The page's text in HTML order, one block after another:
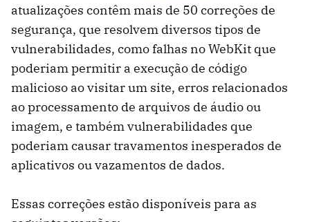
atualizações contêm mais de 50 correções de
segurança, que resolvem diversos tipos de
vulnerabilidades, como falhas no WebKit que
poderiam permitir a execução de código
malicioso ao visitar um site, erros relacionados
ao processamento de arquivos de áudio ou
imagem, e também vulnerabilidades que
poderiam causar travamentos inesperados de
aplicativos ou vazamentos de dados.
Essas correções estão disponíveis para as